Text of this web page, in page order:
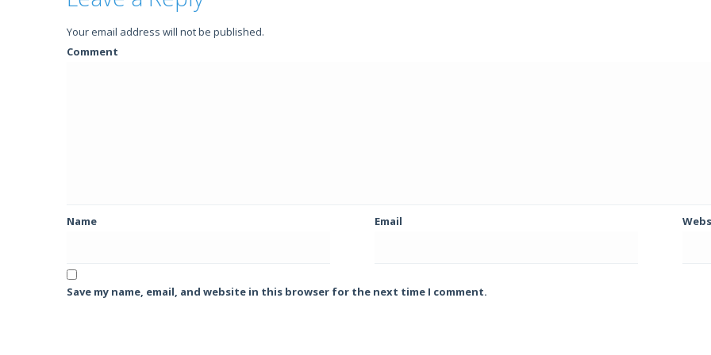
Your email address will not be published.
Comment
Name Email
Save my name, email, and website in this browser for the next time I comment.